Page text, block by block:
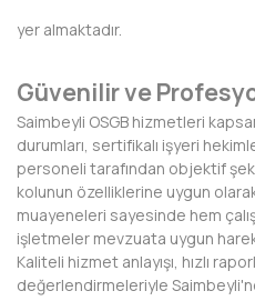
ERZURUM
ESKİŞEHİR
GAZİANTEP
GİRESUN
GÜMÜŞHANE
HAKKARİ
yer almaktadır.
Güvenilir ve
Saimbeyli OSGB hizmetleri
durumları, sertifikalı işyeri
personeli tarafından objektif
kolunun özelliklerine uygun
muayeneleri sayesinde hem
işletmeler mevzuata uygun
Kaliteli hizmet anlayışı, hızlı
değerlendirmeleriyle